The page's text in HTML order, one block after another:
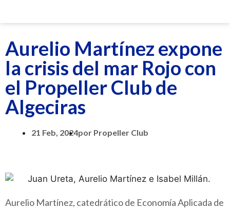
Aurelio Martínez expone
la crisis del mar Rojo con
el Propeller Club de
Algeciras
21 Feb, 2024por Propeller Club
Aurelio Martínez, catedrático de Economía Aplicada de